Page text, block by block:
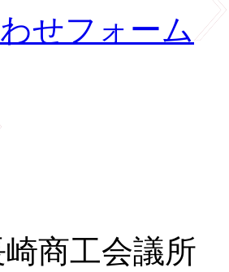
せフォーム
崎商工会議所